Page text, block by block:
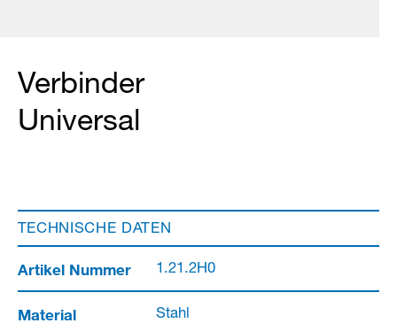
Verbinder
Universal
TECHNISCHE DATEN
Artikel Nummer 1.21.2H0
Material Stahl